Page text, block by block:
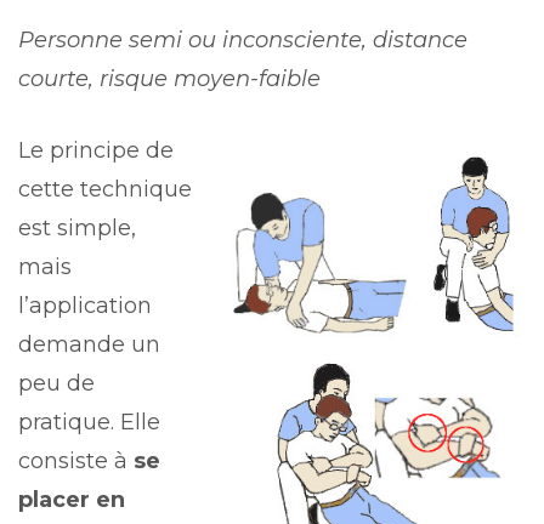
Personne semi ou inconsciente, distance
courte, risque moyen-faible
Le principe de
cette technique
est simple,
mais
l’application
demande un
peu de
pratique. Elle
consiste à se
placer en